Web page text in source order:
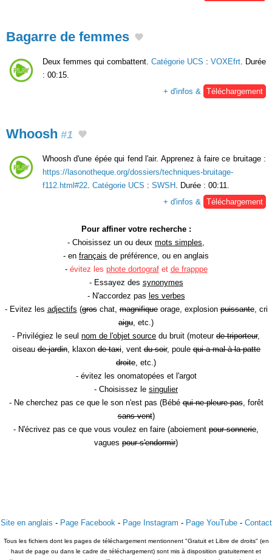
Bagarre de femmes
Deux femmes qui combattent. Catégorie UCS : VOXEfrt . Durée
: 00:15.
+ d'infos &
Téléchargement
Whoosh #1
Whoosh d'une épée qui fend l'air. Apprenez à faire ce bruitage :
https://lasonotheque.org/dossiers/techniques-bruitage-
f112.html#22 Catégorie UCS : SWSH . Durée : 00:11.
+ d'infos &
Téléchargement
Pour affiner votre recherche :
- Choisissez un ou deux mots simples
- en français de préférence, ou en anglais
- évitez les phote dortografet de frapppe
- Essayez des synonymes
- N'accordez pas les verbes
- Evitez les adjectifs (groschat,magnifiqueorage, explosionpuissante, cri
aigu , etc.)
- Privilégiez le seul nom de l'objet source du bruit (moteur de triporteur,
oiseaude jardin, klaxonde taxi, ventdu soir, poulequi a mal à la patte
droite , etc.)
- évitez les onomatopées et l'argot
- Choisissez le singulier
- Ne cherchez pas ce que le son n'est pas (Bébéqui ne pleure pas, forêt
sans vent)
- N'écrivez pas ce que vous voulez en faire (aboiement pour sonnerie
vagues pour s'endormir)
Site en anglais - Page Facebook - Page Instagram - Page YouTube- Contact
Tous les fichiers dont les pages de téléchargement mentionnent "Gratuit et Libre de droits" (en
haut de page ou dans le cadre de téléchargement) sont mis à disposition gratuitement et